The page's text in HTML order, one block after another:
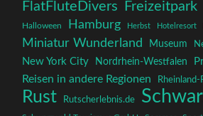
FlatFluteDivers Freizeitpark
Halloween Hamburg Herbst Hotelresort
Miniatur Wunderland
Museum
New York City Nordrhein-Westfalen
Reisen in andere Regionen Rheinland-
Rust Rutscherlebnis.de